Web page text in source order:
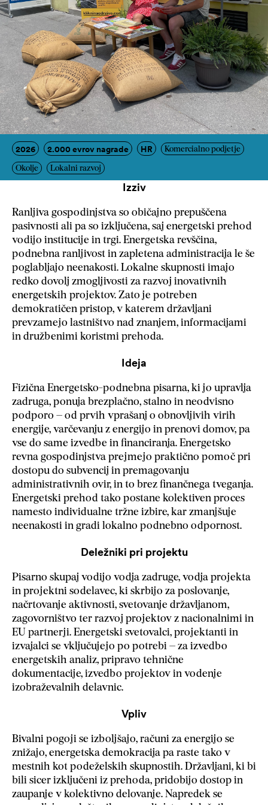
2026 2.000 evrov nagrade HR Komercialno podjetje
Okolje Lokalni razvoj
Izziv
Ranljiva gospodinjstva so običajno prepuščena
pasivnosti ali pa so izključena, saj energetski prehod
vodijo institucije in trgi. Energetska revščina,
podnebna ranljivost in zapletena administracija le še
poglabljajo neenakosti. Lokalne skupnosti imajo
redko dovolj zmogljivosti za razvoj inovativnih
energetskih projektov. Zato je potreben
demokratičen pristop, v katerem državljani
prevzamejo lastništvo nad znanjem, informacijami
in družbenimi koristmi prehoda.
Ideja
Fizična Energetsko-podnebna pisarna, ki jo upravlja
zadruga, ponuja brezplačno, stalno in neodvisno
podporo – od prvih vprašanj o obnovljivih virih
energije, varčevanju z energijo in prenovi domov, pa
vse do same izvedbe in financiranja. Energetsko
revna gospodinjstva prejmejo praktično pomoč pri
dostopu do subvencij in premagovanju
administrativnih ovir, in to brez finančnega tveganja.
Energetski prehod tako postane kolektiven proces
namesto individualne tržne izbire, kar zmanjšuje
neenakosti in gradi lokalno podnebno odpornost.
Deležniki pri projektu
Pisarno skupaj vodijo vodja zadruge, vodja projekta
in projektni sodelavec, ki skrbijo za poslovanje,
načrtovanje aktivnosti, svetovanje državljanom,
zagovorništvo ter razvoj projektov z nacionalnimi in
EU partnerji. Energetski svetovalci, projektanti in
izvajalci se vključujejo po potrebi – za izvedbo
energetskih analiz, pripravo tehnične
dokumentacije, izvedbo projektov in vodenje
izobraževalnih delavnic.
Vpliv
Bivalni pogoji se izboljšajo, računi za energijo se
znižajo, energetska demokracija pa raste tako v
mestnih kot podeželskih skupnostih. Državljani, ki bi
bili sicer izključeni iz prehoda, pridobijo dostop in
zaupanje v kolektivno delovanje. Napredek se